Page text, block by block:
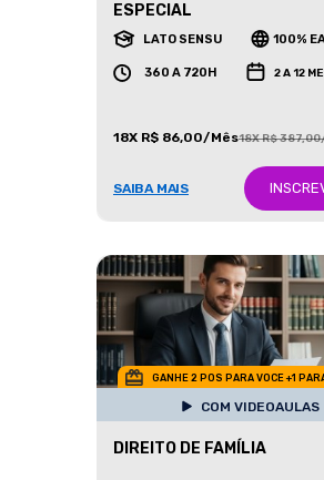
ESPECIAL
LATO SENSU 100%
360 A 720H 2 A 12
18X R$ 86,00/Mês18X R$
SAIBA MAIS
GANHE 2 POS PARA VOCE +1
COM VIDEOAULAS
DIREITO DE FAMÍLIA